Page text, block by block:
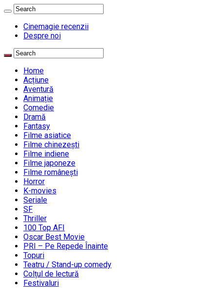
Cinemagie recenzii
Despre noi
Home
Acțiune
Aventură
Animație
Comedie
Dramă
Fantasy
Filme asiatice
Filme chinezești
Filme indiene
Filme japoneze
Filme românești
Horror
K-movies
Seriale
SF
Thriller
100 Top AFI
Oscar Best Movie
PRI – Pe Repede Înainte
Topuri
Teatru / Stand-up comedy
Colțul de lectură
Festivaluri